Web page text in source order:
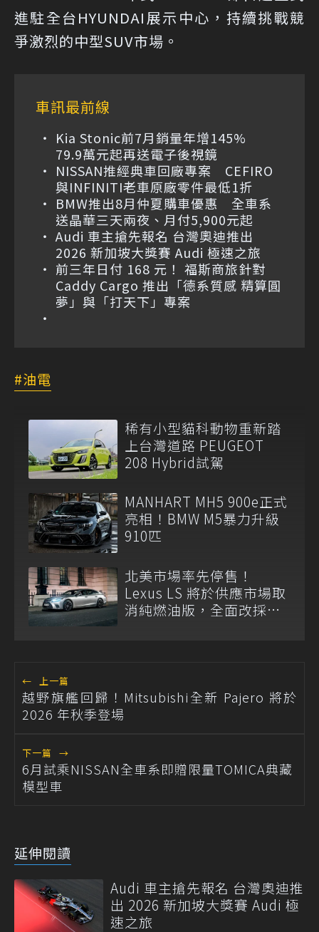
進駐全台HYUNDAI展示中心，持續挑戰競
爭激烈的中型SUV市場。
車訊最前線
Kia Stonic前7月銷量年增145%
79.9萬元起再送電子後視鏡
NISSAN推經典車回廠專案 CEFIRO
與INFINITI老車原廠零件最低1折
BMW推出8月仲夏購車優惠 全車系
送晶華三天兩夜、月付5,900元起
Audi 車主搶先報名 台灣奧迪推出
2026 新加坡大獎賽 Audi 極速之旅
前三年日付 168 元！ 福斯商旅針對
Caddy Cargo 推出「德系質感 精算圓
夢」與「打天下」專案
油電
稀有小型貓科動物重新踏
上台灣道路 PEUGEOT
208 Hybrid試駕
MANHART MH5 900e正式
亮相！BMW M5暴力升級
910匹
北美市場率先停售！
Lexus LS 將於供應市場取
消純燃油版，全面改採單
← 上一篇
越野旗艦回歸！Mitsubishi全新 Pajero 將於
2026 年秋季登場
下一篇 →
6月試乘NISSAN全車系即贈限量TOMICA典藏
模型車
延伸閱讀
Audi 車主搶先報名 台灣奧迪推
出 2026 新加坡大獎賽 Audi 極
速之旅